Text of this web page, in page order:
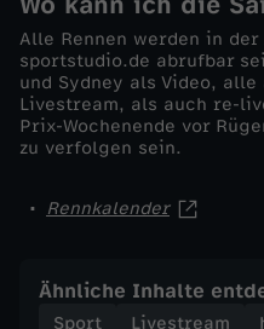
Alle Rennen werden in
sportstudio.de abrufbar
und Sydney als Video,
Livestream, als auch re-
Prix-Wochenende vor
zu verfolgen sein.
Rennkalender
Ähnliche Inhalte
Sport Livestream